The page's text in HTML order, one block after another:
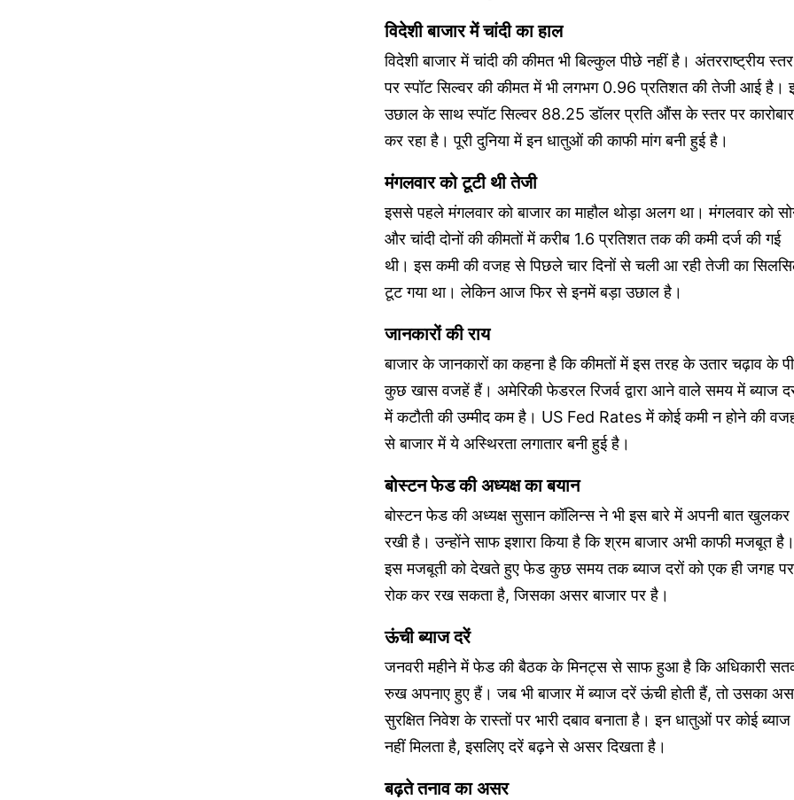
विदेशी बाजार में चांदी का हाल
विदेशी बाजार में चांदी की कीमत भी बिल्कुल पीछे नहीं है। अंतरराष्ट्रीय स्तर
पर स्पॉट सिल्वर की कीमत में भी लगभग 0.96 प्रतिशत की तेजी आई है।
उछाल के साथ स्पॉट सिल्वर 88.25 डॉलर प्रति औंस के स्तर पर कारोबार
कर रहा है। पूरी दुनिया में इन धातुओं की काफी मांग बनी हुई है।
मंगलवार को टूटी थी तेजी
इससे पहले मंगलवार को बाजार का माहौल थोड़ा अलग था। मंगलवार को
और चांदी दोनों की कीमतों में करीब 1.6 प्रतिशत तक की कमी दर्ज की गई
थी। इस कमी की वजह से पिछले चार दिनों से चली आ रही तेजी का
टूट गया था। लेकिन आज फिर से इनमें बड़ा उछाल है।
जानकारों की राय
बाजार के जानकारों का कहना है कि कीमतों में इस तरह के उतार चढ़ाव के
कुछ खास वजहें हैं। अमेरिकी फेडरल रिजर्व द्वारा आने वाले समय में ब्याज
में कटौती की उम्मीद कम है। US Fed Rates में कोई कमी न होने की
से बाजार में ये अस्थिरता लगातार बनी हुई है।
बोस्टन फेड की अध्यक्ष का बयान
बोस्टन फेड की अध्यक्ष सुसान कॉलिन्स ने भी इस बारे में अपनी बात खुलकर
रखी है। उन्होंने साफ इशारा किया है कि श्रम बाजार अभी काफी मजबूत है।
इस मजबूती को देखते हुए फेड कुछ समय तक ब्याज दरों को एक ही जगह पर
रोक कर रख सकता है, जिसका असर बाजार पर है।
ऊंची ब्याज दरें
जनवरी महीने में फेड की बैठक के मिनट्स से साफ हुआ है कि अधिकारी
रुख अपनाए हुए हैं। जब भी बाजार में ब्याज दरें ऊंची होती हैं, तो उसका
सुरक्षित निवेश के रास्तों पर भारी दबाव बनाता है। इन धातुओं पर कोई ब्याज
नहीं मिलता है, इसलिए दरें बढ़ने से असर दिखता है।
बढ़ते तनाव का असर